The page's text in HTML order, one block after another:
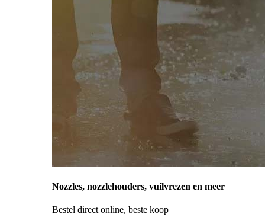
Nozzles, nozzlehouders, vuilvrezen en meer
Bestel direct online, beste koop